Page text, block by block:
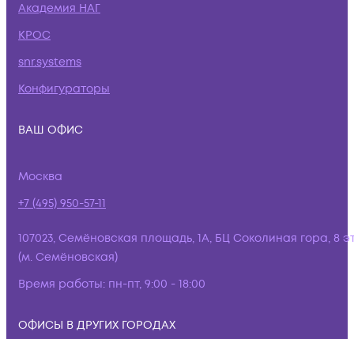
Академия НАГ
КРОС
snr.systems
Конфигураторы
ВАШ ОФИС
Москва
+7 (495) 950-57-11
107023, Семёновская площадь, 1А, БЦ Соколиная гора, 8
(м. Семёновская)
Время работы: пн-пт, 9:00 - 18:00
ОФИСЫ В ДРУГИХ ГОРОДАХ